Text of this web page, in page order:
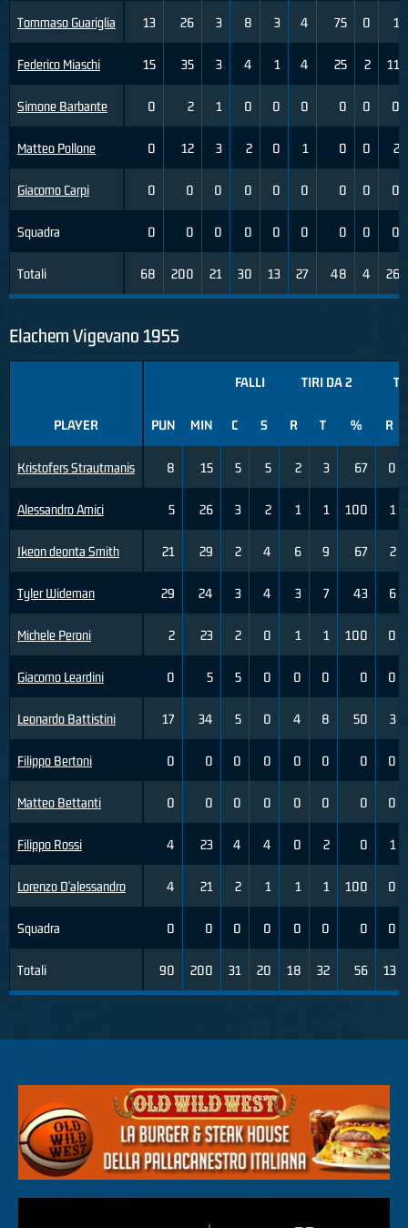
Tommaso Guariglia
Federico Miaschi
Simone Barbante
Matteo Pollone
Giacomo Carpi
Squadra
Totali
13 26 3 8 3 4 75 0 1
15 35 3 4 1 4 25 2 11
0 2 1 0 0 0 0 0 0
0 12 3 2 0 1 0 0 2
0 0 0 0 0 0 0 0 0
0 0 0 0 0 0 0 0 0
68 200 21 30 13 27 48 4 26
Elachem Vigevano 1955
PLAYER
Kristofers Strautmanis
Alessandro Amici
Ikeon deonta Smith
Tyler Wideman
Michele Peroni
Giacomo Leardini
Leonardo Battistini
Filippo Bertoni
Matteo Bettanti
Filippo Rossi
Lorenzo D'alessandro
Squadra
Totali
FALLI TIRI DA 2
PUN MIN C S R T % R
8 15 5 5 2 3 67 0
5 26 3 2 1 1 100 1
21 29 2 4 6 9 67 2
29 24 3 4 3 7 43 6
2 23 2 0 1 1 100 0
0 5 5 0 0 0 0 0
17 34 5 0 4 8 50 3
0 0 0 0 0 0 0 0
0 0 0 0 0 0 0 0
4 23 4 4 0 2 0 1
4 21 2 1 1 1 100 0
0 0 0 0 0 0 0 0
90 200 31 20 18 32 56 13